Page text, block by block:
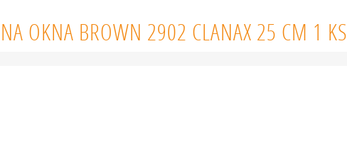
NA OKNA BROWN 2902 CLANAX 25 CM 1 KS